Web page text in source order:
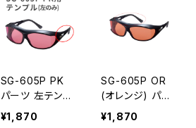
SG-605P PK
パーツ 左テンプ
ル
¥1,870
SG-605P OR
(オレンジ) パー
ツ 右テンプル
¥1,870